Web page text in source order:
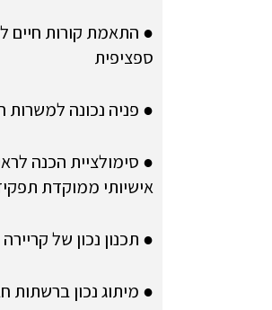
● התאמת קורות חיים
ספציפית
● פניה נכונה למשרות
● סימולציית הכנה
אישיותי ממוקדת
● תכנון נכון של קריירה
● מיתוג נכון ברשתות